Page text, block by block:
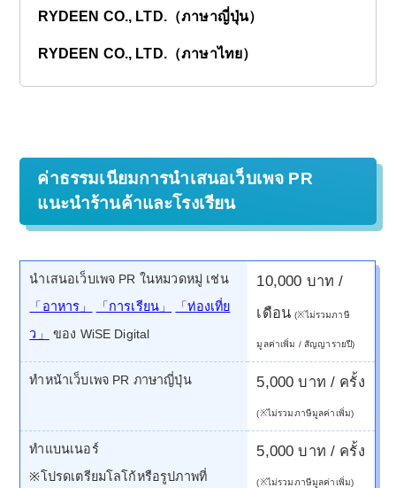
RYDEEN CO., LTD.（ภาษาญี่ปุ่น）
RYDEEN CO., LTD.（ภาษาไทย）
ค่าธรรมเนียมการนำเสนอเว็บเพจ PR
แนะนำร้านค้าและโรงเรียน
นำเสนอเว็บเพจ PR ในหมวดหมู่ เช่น
「อาหาร」
「การเรียน」
「ท่องเที่ย
ว」
ของ WiSE Digital
10,000 บาท /
เดือน (※ไม่รวมภาษี
มูลค่าเพิ่ม / สัญญารายปี)
ทำหน้าเว็บเพจ PR ภาษาญี่ปุ่น 5,000 บาท / ครั้ง
(※ไม่รวมภาษีมูลค่าเพิ่ม)
ทำแบนเนอร์
※โปรดเตรียมโลโก้หรือรูปภาพที่
5,000 บาท / ครั้ง
(※ไม่รวมภาษีมูลค่าเพิ่ม)